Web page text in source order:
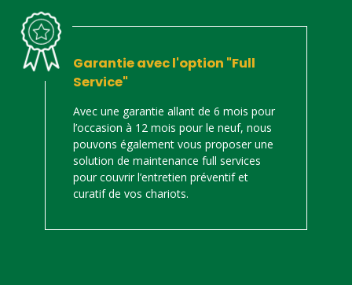
Garantie avec l'option "Full
Service"
Avec une garantie allant de 6 mois pour
l’occasion à 12 mois pour le neuf, nous
pouvons également vous proposer une
solution de maintenance full services
pour couvrir l’entretien préventif et
curatif de vos chariots.